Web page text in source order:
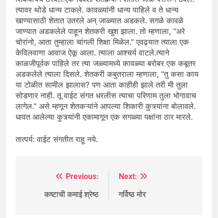
त्यावर थोडे धान्य टाकले. कावळ्यांनी धान्य पाहिले व ते धान्य
खाण्यासाठी शेतात उतरले अन् जाळ्यात अडकले. सगळे कावळे
जाण्यात अडकलेले पाहून शेतकरी खुश झाला. तो म्हणाला, “अरे
चोरांनो, आता तुम्हाला चांगली शिक्षा मिळेल.” एवढ्यात त्याला एक
केविलवाणा आवाज ऐकू आला. त्याला आश्चर्य वाटले.त्याने
काळजीपूर्वक पाहिले तर त्या जळ्यामध्ये कावळ्या बरोबर एक कबूतर
अडकलेले त्याला दिसले. शेतकरी कबुतराला म्हणाला, “तु कसा काय
या टोळीत सामील झालास? पण आता काहीही झाले तरी मी तुला
सोडणार नाही. तू वाईट संगत धरलीस त्याचा परिणाम तुला भोगावाच
लागेल.” असे म्हणून शेतकऱ्यांने आपल्या शिकारी कुत्र्यांना बोलावले.
धावत आलेल्या कुत्र्यांनी एकामागून एक सगळ्या पक्षांना ठार मारले.
तात्पर्य: वाईट संगतीत राहू नये.
navigation
Previous:
कष्‍टाची कमाई श्रेष्‍ठ
Next:
गर्विष्ठ मोर